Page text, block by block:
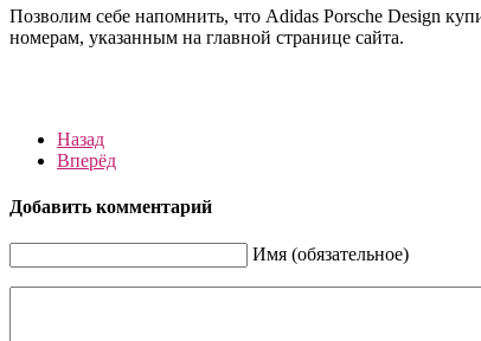
Позволим себе напомнить, что Adidas Porsche Design
номерам, указанным на главной странице сайта.
Назад
Вперёд
Добавить комментарий
Имя (обязательное)